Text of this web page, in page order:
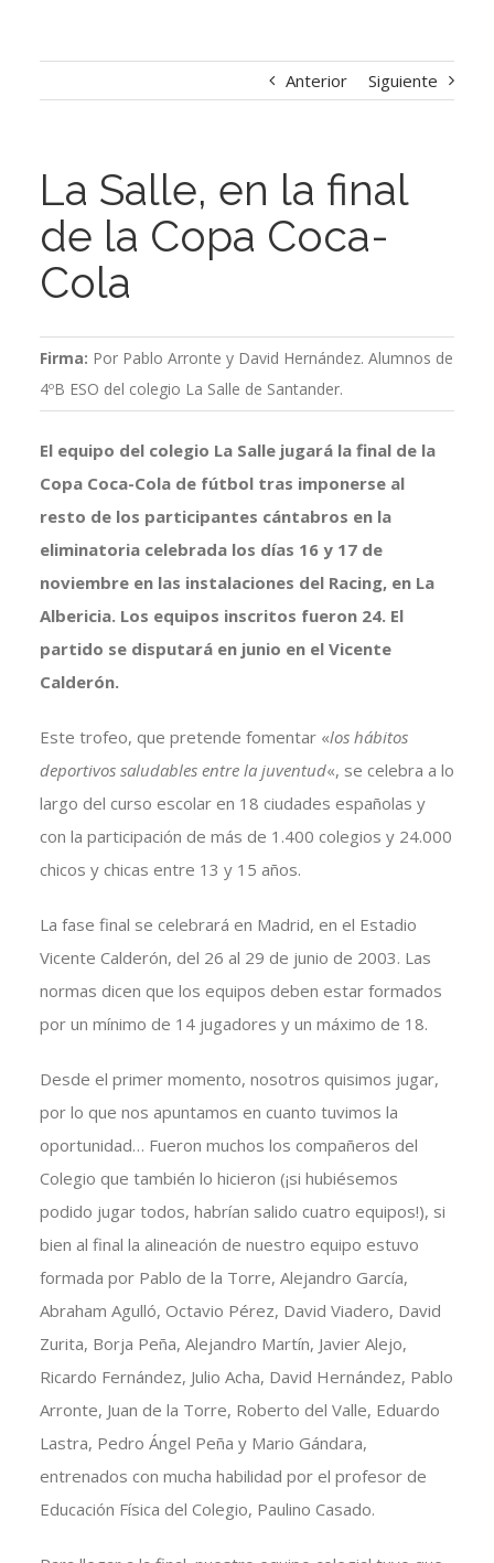
Anterior Siguiente
La Salle, en la final
de la Copa Coca-
Cola
Firma: Por Pablo Arronte y David Hernández. Alumnos de
4ºB ESO del colegio La Salle de Santander.
El equipo del colegio La Salle jugará la final de la
Copa Coca-Cola de fútbol tras imponerse al
resto de los participantes cántabros en la
eliminatoria celebrada los días 16 y 17 de
noviembre en las instalaciones del Racing, en La
Albericia. Los equipos inscritos fueron 24. El
partido se disputará en junio en el Vicente
Calderón.
Este trofeo, que pretende fomentar «los hábitos
deportivos saludables entre la juventud«, se celebra a lo
largo del curso escolar en 18 ciudades españolas y
con la participación de más de 1.400 colegios y 24.000
chicos y chicas entre 13 y 15 años.
La fase final se celebrará en Madrid, en el Estadio
Vicente Calderón, del 26 al 29 de junio de 2003. Las
normas dicen que los equipos deben estar formados
por un mínimo de 14 jugadores y un máximo de 18.
Desde el primer momento, nosotros quisimos jugar,
por lo que nos apuntamos en cuanto tuvimos la
oportunidad… Fueron muchos los compañeros del
Colegio que también lo hicieron (¡si hubiésemos
podido jugar todos, habrían salido cuatro equipos!), si
bien al final la alineación de nuestro equipo estuvo
formada por Pablo de la Torre, Alejandro García,
Abraham Agulló, Octavio Pérez, David Viadero, David
Zurita, Borja Peña, Alejandro Martín, Javier Alejo,
Ricardo Fernández, Julio Acha, David Hernández, Pablo
Arronte, Juan de la Torre, Roberto del Valle, Eduardo
Lastra, Pedro Ángel Peña y Mario Gándara,
entrenados con mucha habilidad por el profesor de
Educación Física del Colegio, Paulino Casado.